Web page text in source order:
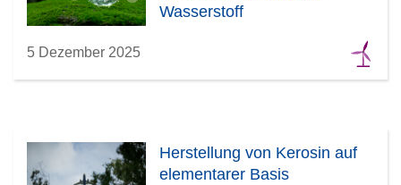
Wasserstoff
5 Dezember 2025
Herstellung von Kerosin auf
elementarer Basis